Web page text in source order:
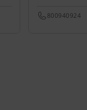
800940924